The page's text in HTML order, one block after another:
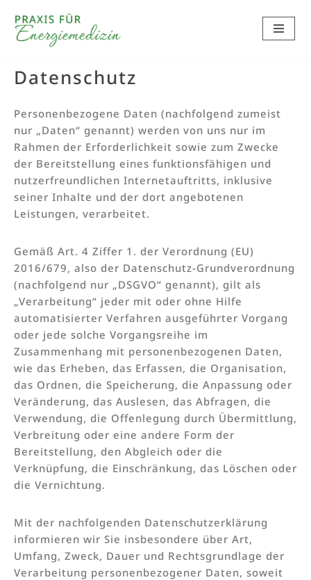
Zum
springen
Datenschutz
Personenbezogene Daten (nachfolgend zumeist
nur „Daten“ genannt) werden von uns nur im
Rahmen der Erforderlichkeit sowie zum Zwecke
der Bereitstellung eines funktionsfähigen und
nutzerfreundlichen Internetauftritts, inklusive
seiner Inhalte und der dort angebotenen
Leistungen, verarbeitet.
Gemäß Art. 4 Ziffer 1. der Verordnung (EU)
2016/679, also der Datenschutz-Grundverordnung
(nachfolgend nur „DSGVO“ genannt), gilt als
„Verarbeitung“ jeder mit oder ohne Hilfe
automatisierter Verfahren ausgeführter Vorgang
oder jede solche Vorgangsreihe im
Zusammenhang mit personenbezogenen Daten,
wie das Erheben, das Erfassen, die Organisation,
das Ordnen, die Speicherung, die Anpassung oder
Veränderung, das Auslesen, das Abfragen, die
Verwendung, die Offenlegung durch Übermittlung,
Verbreitung oder eine andere Form der
Bereitstellung, den Abgleich oder die
Verknüpfung, die Einschränkung, das Löschen oder
die Vernichtung.
Mit der nachfolgenden Datenschutzerklärung
informieren wir Sie insbesondere über Art,
Umfang, Zweck, Dauer und Rechtsgrundlage der
Verarbeitung personenbezogener Daten, soweit